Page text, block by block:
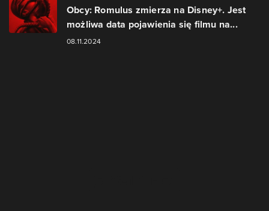
Obcy: Romulus zmierza na Disney+. Jest
możliwa data pojawienia się filmu na...
08.11.2024